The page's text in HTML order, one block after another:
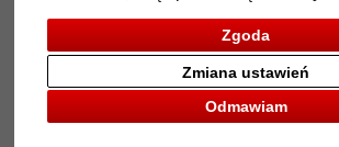
Zgoda
Odmawiam
Zmiana ustawień
Powrót